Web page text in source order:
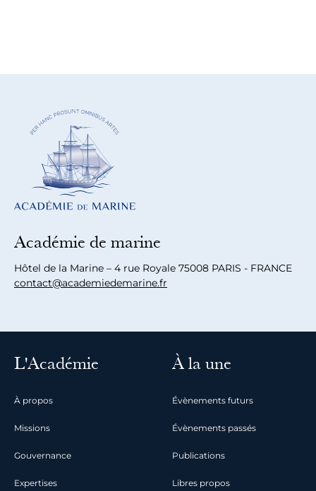
Académie de marine
Hôtel de la Marine – 4 rue Royale 75008 PARIS - FRANCE
contact@academiedemarine.fr
L'Académie
À propos
Missions
Gouvernance
Expertises
À la une
Évènements futurs
Évènements passés
Publications
Libres propos